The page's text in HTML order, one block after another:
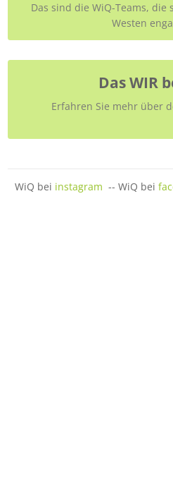
Das sind die WiQ-Teams,
Westen
Das WIR
Erfahren Sie mehr über
WiQ bei instagram -- WiQ bei